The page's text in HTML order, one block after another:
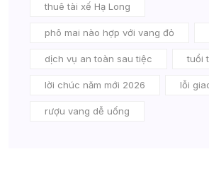
thuê tài xế Hạ Long
phô mai nào hợp với vang đỏ
dịch vụ an toàn sau tiệc tuổi
lời chúc năm mới 2026 lỗi
rượu vang dễ uống